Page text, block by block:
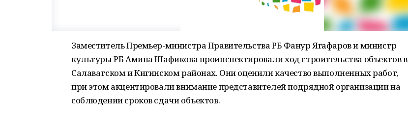
Заместитель Премьер-министра Правительства РБ Фанур Ягафаров и министр
культуры РБ Амина Шафикова проинспектировали ход строительства объектов в
Салаватском и Кигинском районах. Они оценили качество выполненных работ,
при этом акцентировали внимание представителей подрядной организации на
соблюдении сроков сдачи объектов.